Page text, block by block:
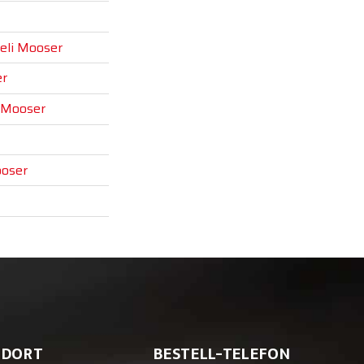
Mooser
BESTELL-TELEFON